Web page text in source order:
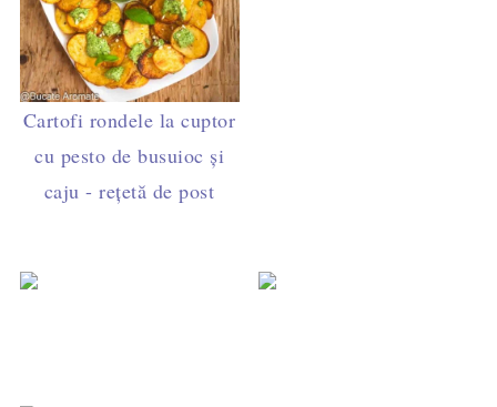
Cartofi rondele la cuptor
cu pesto de busuioc și
caju - rețetă de post